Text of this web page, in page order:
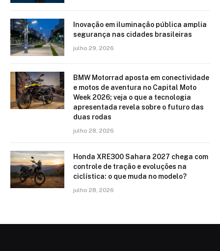
Inovação em iluminação pública amplia
segurança nas cidades brasileiras
julho 29, 2026
BMW Motorrad aposta em conectividade
e motos de aventura no Capital Moto
Week 2026; veja o que a tecnologia
apresentada revela sobre o futuro das
duas rodas
julho 28, 2026
Honda XRE300 Sahara 2027 chega com
controle de tração e evoluções na
ciclística: o que muda no modelo?
julho 28, 2026